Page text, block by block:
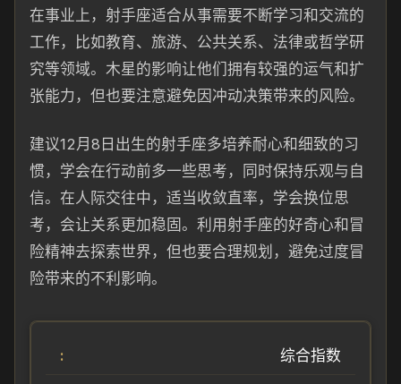
在事业上，射手座适合从事需要不断学习和交流的
工作，比如教育、旅游、公共关系、法律或哲学研
究等领域。木星的影响让他们拥有较强的运气和扩
张能力，但也要注意避免因冲动决策带来的风险。
建议12月8日出生的射手座多培养耐心和细致的习
惯，学会在行动前多一些思考，同时保持乐观与自
信。在人际交往中，适当收敛直率，学会换位思
考，会让关系更加稳固。利用射手座的好奇心和冒
险精神去探索世界，但也要合理规划，避免过度冒
险带来的不利影响。
综合指数